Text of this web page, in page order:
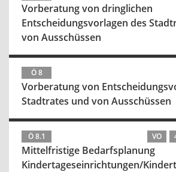
Vorberatung von dringlichen
Entscheidungsvorlagen des
von Ausschüssen
Ö 8
Vorberatung von
Stadtrates und von Ausschüssen
Ö 8.1 VO
Mittelfristige Bedarfsplanung
Kindertageseinrichtungen/